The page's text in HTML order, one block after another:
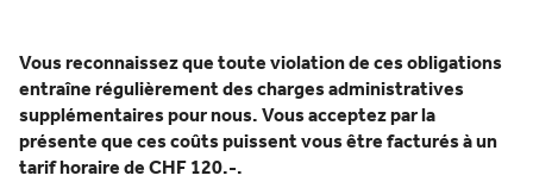
Vous reconnaissez que toute violation de ces obligations
entraîne régulièrement des charges administratives
supplémentaires pour nous. Vous acceptez par la
présente que ces coûts puissent vous être facturés à un
tarif horaire de CHF 120.-.